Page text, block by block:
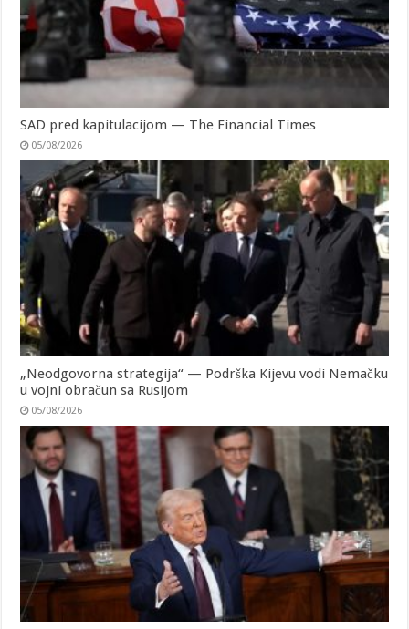
SAD pred kapitulacijom — The Financial Times
05/08/2026
„Neodgovorna strategija“ — Podrška Kijevu vodi Nemačku
u vojni obračun sa Rusijom
05/08/2026